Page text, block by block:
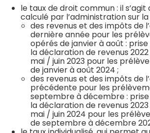
Construire votre patrimoine
Digitalisation
Juridique
Audit
Gestion Administrative
Veille Juridique
Confiez votre secrétariat
Juridique
Nos domaines d’expertise
Nos partenaires
Nos offres d’emploi
Le processus de recrutement
Postulez dès maintenant
le taux de droit commun : il s’agit
calculé par l’administration sur la
des revenus et des impôts de
dernière année pour les
opérés de janvier à août :
la déclaration de revenus
mai / juin 2023 pour les
de janvier à août 2024 ;
des revenus et des impôts de
précédente pour les
septembre à décembre :
la déclaration de revenus
mai / juin 2024 pour les
de septembre à décembre